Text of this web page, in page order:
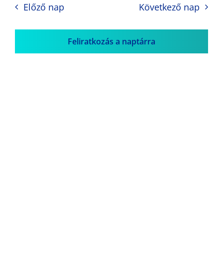
Előző nap Következő nap
Feliratkozás a naptárra